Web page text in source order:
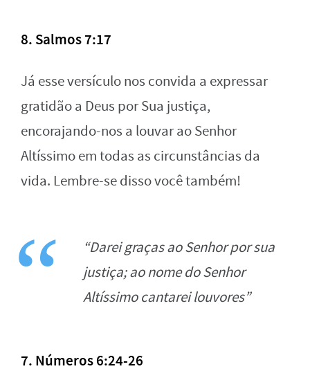
8. Salmos 7:17
Já esse versículo nos convida a expressar
gratidão a Deus por Sua justiça,
encorajando-nos a louvar ao Senhor
Altíssimo em todas as circunstâncias da
vida. Lembre-se disso você também!
“Darei graças ao Senhor por sua
justiça; ao nome do Senhor
Altíssimo cantarei louvores”
7. Números 6:24-26